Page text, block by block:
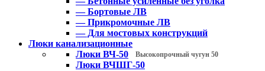
— Бортовые ЛВ
— Прикромочные ЛВ
— Для мостовых конструкций
Люки канализационные
Люки ВЧ-50
Высокопрочный чугун 50
Люки ВЧШГ-50